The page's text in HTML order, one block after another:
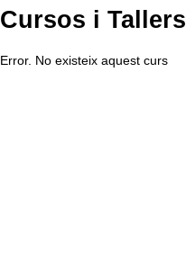
Cursos i Tallers
Error. No existeix aquest curs